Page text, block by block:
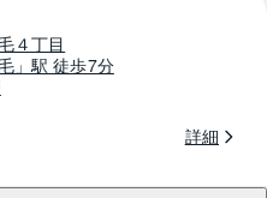
４丁目
」駅 徒歩7分
詳細